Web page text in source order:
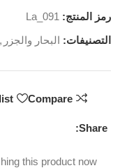
رمز المنتج:La_091
التصنيفات: البحار والجزر ,
Compare
Share:
this product now!